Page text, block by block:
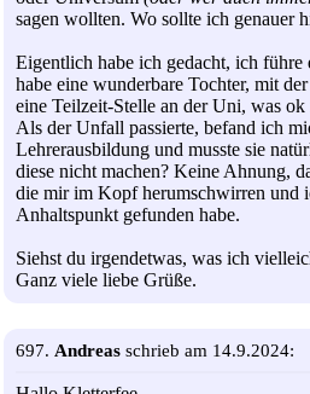
sagen wollten. Wo sollte ich genauer
Eigentlich habe ich gedacht, ich führe
habe eine wunderbare Tochter, mit
eine Teilzeit-Stelle an der Uni, was ok
Als der Unfall passierte, befand ich
Lehrerausbildung und musste sie
diese nicht machen? Keine Ahnung,
die mir im Kopf herumschwirren und
Anhaltspunkt gefunden habe.
Siehst du irgendetwas, was ich
Ganz viele liebe Grüße.
697. Andreas schrieb am 14.9.2024: